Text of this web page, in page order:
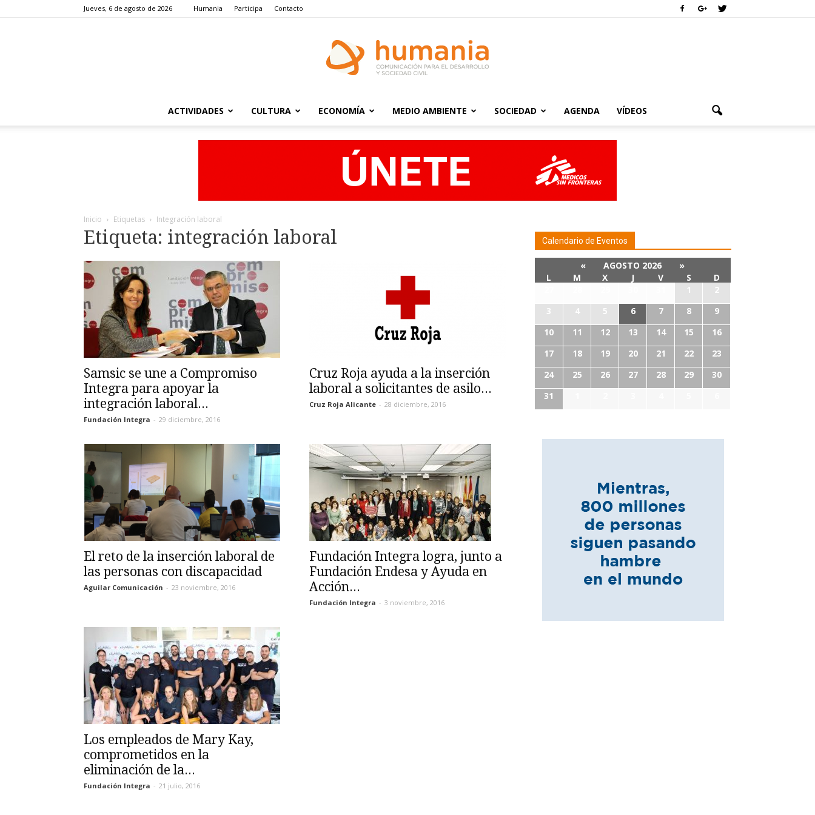
Jueves, 6 de agosto de 2026 Humania Participa Contacto
ACTIVIDADES CULTURA ECONOMÍA MEDIO AMBIENTE SOCIEDAD AGENDA VÍDEOS
Inicio Etiquetas Integración laboral
Etiqueta: integración laboral
Samsic se une a Compromiso
Integra para apoyar la
integración laboral...
Fundación Integra - 29 diciembre, 2016
Cruz Roja ayuda a la inserción
laboral a solicitantes de asilo...
Cruz Roja Alicante - 28 diciembre, 2016
El reto de la inserción laboral de
las personas con discapacidad
Aguilar Comunicación - 23 noviembre, 2016
Fundación Integra logra, junto a
Fundación Endesa y Ayuda en
Acción...
Fundación Integra - 3 noviembre, 2016
Los empleados de Mary Kay,
comprometidos en la
eliminación de la...
Fundación Integra - 21 julio, 2016
Calendario de Eventos
« AGOSTO 2026
»
L
M X J V S
D
1
2
3
4 5 6 7 8
9
10
11 12 13 14 15
16
17
18 19 20 21 22
23
24
25 26 27 28 29
30
31